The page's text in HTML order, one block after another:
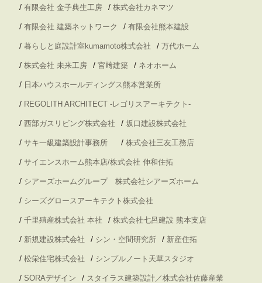
/ 有限会社 金子典生工房 / 株式会社カネマツ
/ 有限会社 建築ネットワーク / 有限会社熊本建設
/ 暮らしと庭設計室kumamoto株式会社 / 万代ホーム
/ 株式会社 未来工房 / 宮﨑建築 / ネオホーム
/ 日本ハウスホールディングス熊本営業所
/ REGOLITH ARCHITECT -レゴリスアーキテクト-
/ 西部ガスリビング株式会社 / 坂口建設株式会社
/ サキ一級建築設計事務所 / 株式会社三友工務店
/ サイエンスホーム熊本店/株式会社 伸和住拓
/ シアーズホームグループ 株式会社シアーズホーム
/ シーズグロースアーキテクト株式会社
/ 千里殖産株式会社 本社 / 株式会社七呂建設 熊本支店
/ 新規建設株式会社 / シン・空間研究所 / 新産住拓
/ 松栄住宅株式会社 / シンプルノート天草スタジオ
/ SORAデザイン / スタイラス建築設計／株式会社佐藤産業